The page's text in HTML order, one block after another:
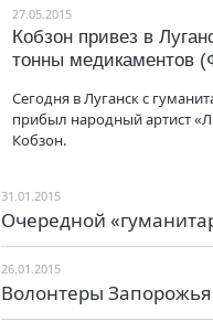
27.05.2015
Кобзон привез в
тонны медикаментов
Сегодня в Луганск с
прибыл народный артист
Кобзон.
31.01.2015
Очередной
26.01.2015
Волонтеры